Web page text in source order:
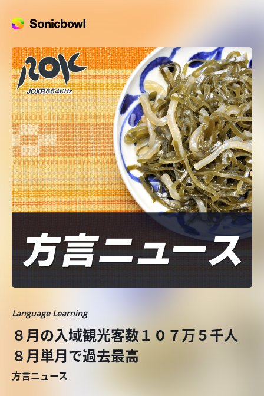
Language Learning
８月の入域観光客数１０７万５千人
８月単月で過去最高
方言ニュース